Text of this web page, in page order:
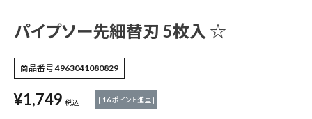
エアー工具・機械工具
先端工具
作業工具・大工道具
パイプソー先細替刃 5枚入 ☆
商品番号4963041080829
¥1,749 税込 [ 16ポイント進呈 ]